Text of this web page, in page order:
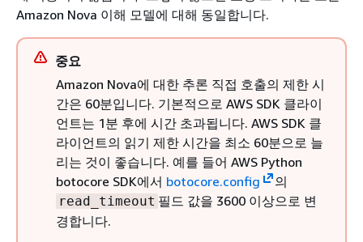
Amazon Nova 이해 모델에 대해 동일합니다.
중요
Amazon Nova에 대한 추론 직접 호출의 제한 시
간은 60분입니다. 기본적으로 AWS SDK 클라이
언트는 1분 후에 시간 초과됩니다. AWS SDK 클
라이언트의 읽기 제한 시간을 최소 60분으로 늘
리는 것이 좋습니다. 예를 들어 AWS Python
botocore SDK에서 botocore.config 의
read_timeout 필드 값을 3600 이상으로 변
경합니다.